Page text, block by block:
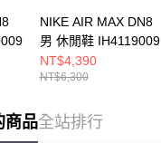
NIKE AIR MAX DN8
男 休閒鞋 IH4119009
NT$4,390
NT$6,300
商品全站排行